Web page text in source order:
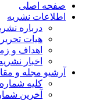
صفحه اصلی
اطلاعات نشریه
درباره
هیات
اهداف و
اخبار
آرشیو مجله و
کلیه
آخرین